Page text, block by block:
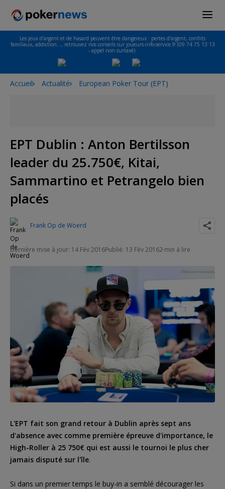
Les jeux d'argent et de hasard peuvent être dangereux : pertes d'argent, conflits
familiaux, addiction…, retrouvez nos conseils sur joueurs-info-service.fr (09 74 75 13 13
- appel non surtaxé).
Accueil Actualité European Poker Tour (EPT)
EPT Dublin : Anton Bertilsson
leader du 25.750€, Kitai,
Sammartino et Petrangelo bien
placés
Frank Op de Woerd
Dernière mise à jour: 14 Fév 2016Publié: 13 Fév 20162 min à lire
L'EPT fait son grand retour à Dublin après sept ans
d'absence avec comme première épreuve d'importance, le
High-Roller à 25 750€ qui est aussi le tournoi le plus cher
jamais disputé sur l'île.
Si dans un premier temps le buy-in a semblé décourager les